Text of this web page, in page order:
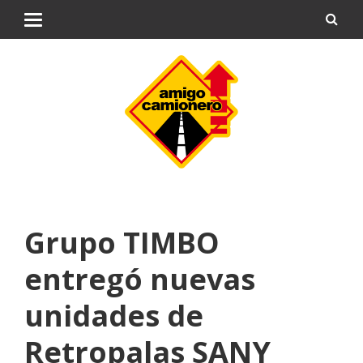
Grupo TIMBO
entregó nuevas
unidades de
Retropalas SANY